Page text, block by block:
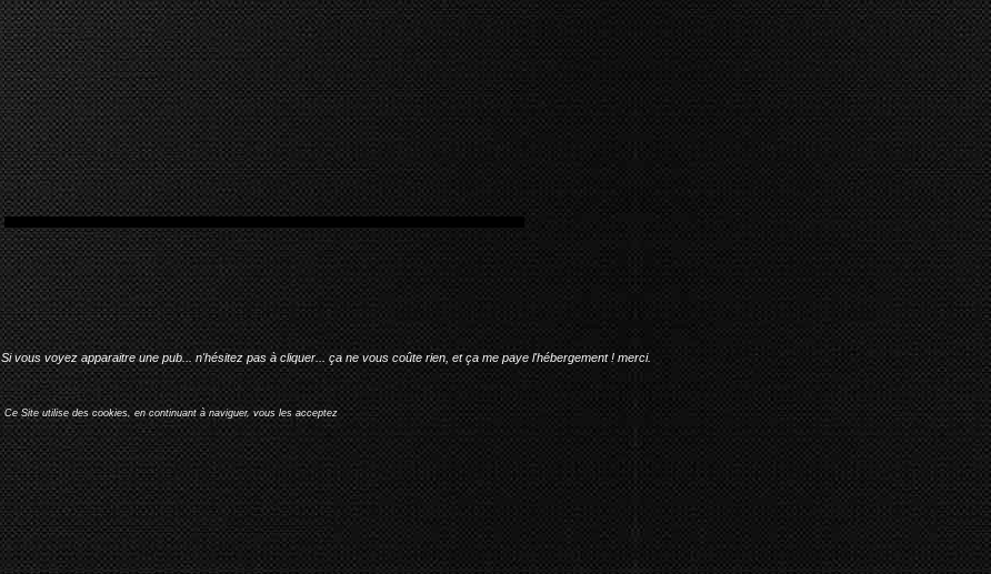
Si vous voyez apparaitre une pub... n'hésitez pas à cliquer... ça ne vous coûte rien, et ça me paye l'hébergement ! merci.
Ce Site utilise des cookies, en continuant à naviguer, vous les acceptez